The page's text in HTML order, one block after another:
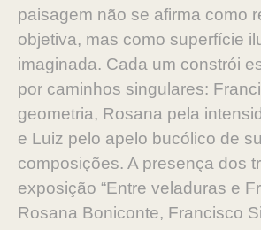
paisagem não se afirma como
objetiva, mas como superfície
imaginada. Cada um constrói
por caminhos singulares:
geometria, Rosana pela
e Luiz pelo apelo bucólico de
composições. A presença dos
exposição “Entre veladuras e
Rosana Boniconte, Francisco